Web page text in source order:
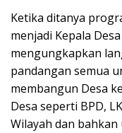
Ketika ditanya
menjadi Kepala
mengungkapkan
pandangan semua
membangun Desa
Desa seperti BPD,
Wilayah dan